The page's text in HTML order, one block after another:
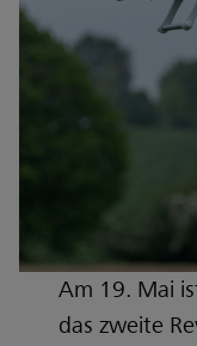
Am 19. Mai
das zweite